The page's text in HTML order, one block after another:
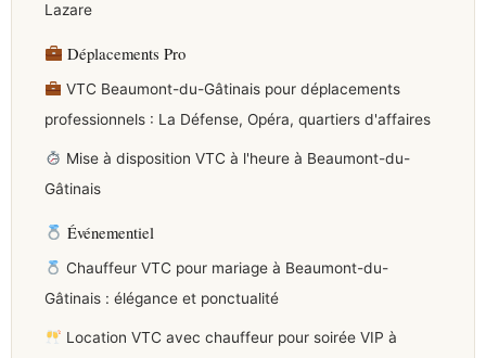
Lazare
Déplacements Pro
VTC Beaumont-du-Gâtinais pour déplacements
professionnels : La Défense, Opéra, quartiers d'affaires
Mise à disposition VTC à l'heure à Beaumont-du-
Gâtinais
Événementiel
Chauffeur VTC pour mariage à Beaumont-du-
Gâtinais : élégance et ponctualité
Location VTC avec chauffeur pour soirée VIP à